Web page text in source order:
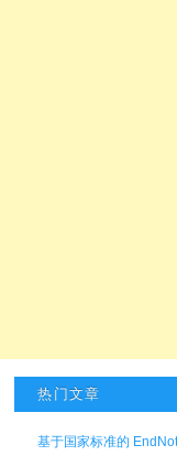
热门文章
基于国家标准的